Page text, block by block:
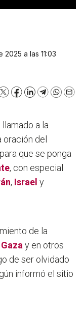
a las 11:03
X Facebook
LinkedInTelegram
llamado a la
del
que se ponga
, con especial
, Israel y
de la
Gaza y en otros
de ser olvidado
informó el sitio